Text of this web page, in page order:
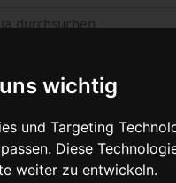
wichtig
und Targeting
Diese
weiter zu entwickeln.